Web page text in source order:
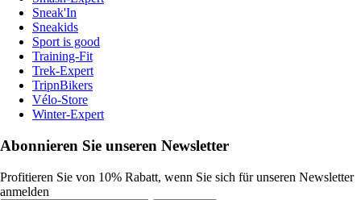
Sneak'In
Sneakids
Sport is good
Training-Fit
Trek-Expert
TripnBikers
Vélo-Store
Winter-Expert
Abonnieren Sie unseren Newsletter
Profitieren Sie von 10% Rabatt, wenn Sie sich für unseren Newsletter
anmelden